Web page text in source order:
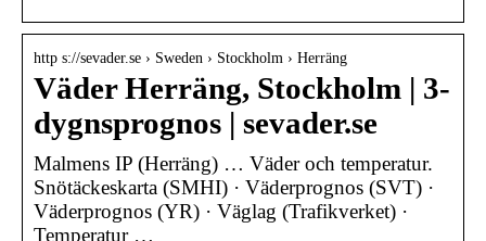
http s://sevader.se › Sweden › Stockholm › Herräng
Väder Herräng, Stockholm | 3-
dygnsprognos | sevader.se
Malmens IP (Herräng) … Väder och temperatur.
Snötäckeskarta (SMHI) · Väderprognos (SVT) ·
Väderprognos (YR) · Väglag (Trafikverket) ·
Temperatur …